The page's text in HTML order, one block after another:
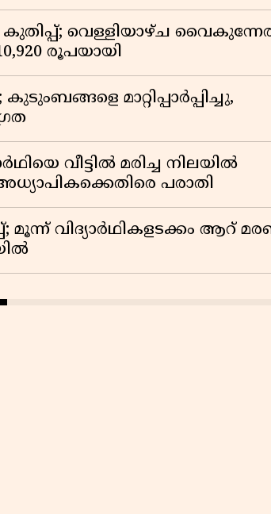
വെള്ളിയാഴ്ച
രൂപയായി
മാറ്റിപ്പാർപ്പിച്ചു,
വീട്ടിൽ മരിച്ച നിലയിൽ
പരാതി
വിദ്യാർഥികളടക്കം ആറ്